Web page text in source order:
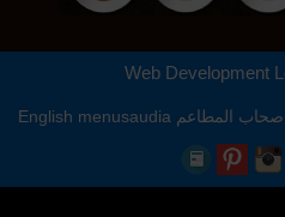
Web Development
اصحاب المطاعم menusaudia
English